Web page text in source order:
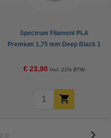
Spectrum Filament PLA
Premium 1,75 mm Deep Black 1
€ 23,90 Incl. 21% BTW